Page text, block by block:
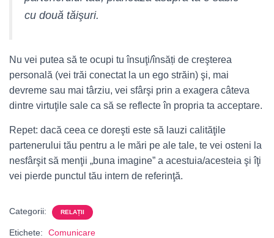
cu două tăişuri.
Nu vei putea să te ocupi tu însuţi/însăți de creşterea
personală (vei trăi conectat la un ego străin) şi, mai
devreme sau mai târziu, vei sfârşi prin a exagera câteva
dintre virtuţile sale ca să se reflecte în propria ta acceptare.
Repet: dacă ceea ce doreşti este să lauzi calităţile
partenerului tău pentru a le mări pe ale tale, te vei osteni la
nesfârşit să menţii „buna imagine” a acestuia/acesteia şi îţi
vei pierde punctul tău intern de referinţă.
Categorii: RELAȚII
Etichete: Comunicare